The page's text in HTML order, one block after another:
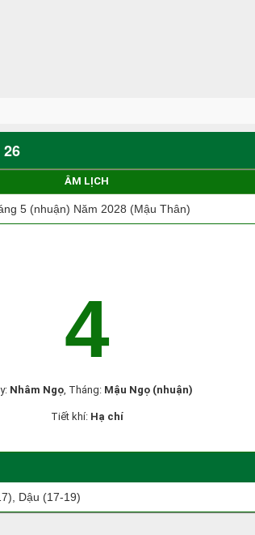
26
ÂM LỊCH
5 (nhuận) Năm 2028 (Mậu Thân)
4
Nhâm Ngọ, Tháng: Mậu Ngọ (nhuận)
Tiết khí: Hạ chí
Dậu (17-19)